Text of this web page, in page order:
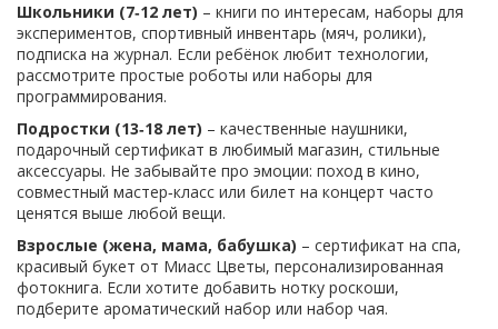
Школьники (7‑12 лет) – книги по интересам, наборы для
экспериментов, спортивный инвентарь (мяч, ролики),
подписка на журнал. Если ребёнок любит технологии,
рассмотрите простые роботы или наборы для
программирования.
Подростки (13‑18 лет) – качественные наушники,
подарочный сертификат в любимый магазин, стильные
аксессуары. Не забывайте про эмоции: поход в кино,
совместный мастер‑класс или билет на концерт часто
ценятся выше любой вещи.
Взрослые (жена, мама, бабушка) – сертификат на спа,
красивый букет от Миасс Цветы, персонализированная
фотокнига. Если хотите добавить нотку роскоши,
подберите ароматический набор или набор чая.